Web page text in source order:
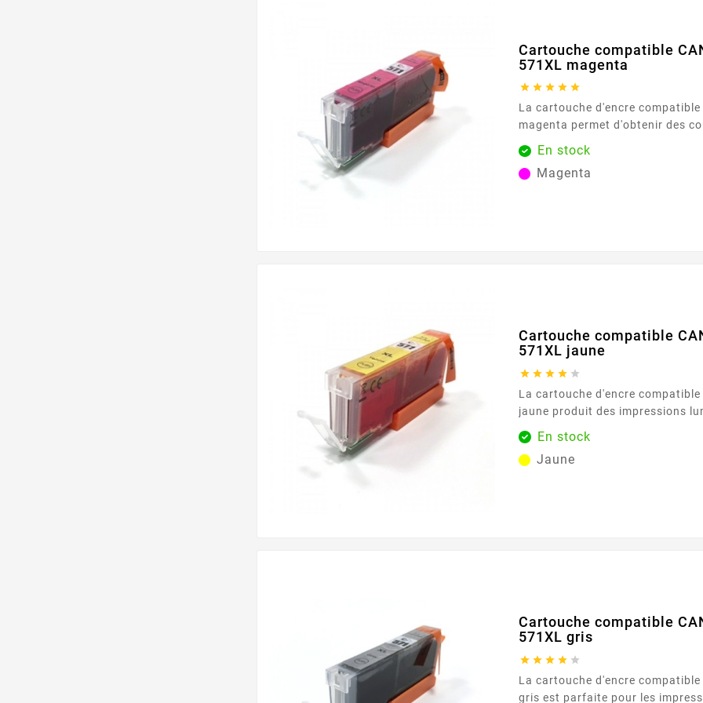
Cartouche compatible
571XL magenta
    
La cartouche d'encre compatible
magenta permet d'obtenir des
intenses, parfaites pour les
documents nécessitant une
couleurs. Avec une capacité de
En stock
Magenta
Cartouche compatible
571XL jaune
    
La cartouche d'encre compatible
jaune produit des impressions
claires, essentielles pour les
les images. Avec une capacité
cartouche assure des résultats
En stock
Jaune
Cartouche compatible
571XL gris
    
La cartouche d'encre compatible
gris est parfaite pour les